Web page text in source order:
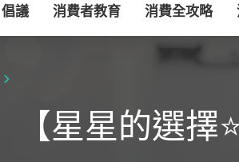
倡議 消費者教育 消費全攻略
【星星的選擇